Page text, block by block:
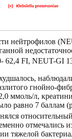
нейтрофилов
62,4 FI, NEUT-GI
гнойно-
ммоль/л,
равно 7 баллам
отмечались
тяжелой